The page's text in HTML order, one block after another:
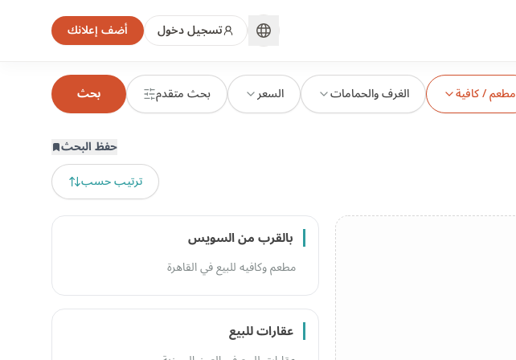
تسجيل دخول أضف إعلانك
مطعم / كافية الغرف والحمامات السعر بحث متقدم بحث
حفظ البحث
ترتيب حسب
بالقرب من السويس
مطعم وكافيه للبيع في القاهرة
عقارات للبيع